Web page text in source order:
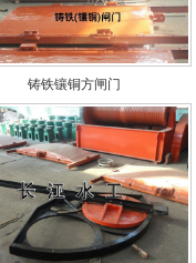
铸铁镶铜方闸门